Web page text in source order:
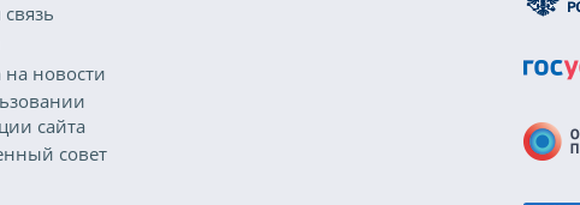
новости
сайта
совет